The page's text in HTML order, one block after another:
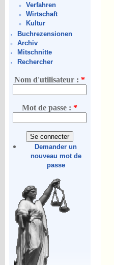
Verfahren
Wirtschaft
Kultur
Buchrezensionen
Archiv
Mitschnitte
Rechercher
Nom d'utilisateur :*
Mot de passe :*
Demander un
nouveau mot de
passe